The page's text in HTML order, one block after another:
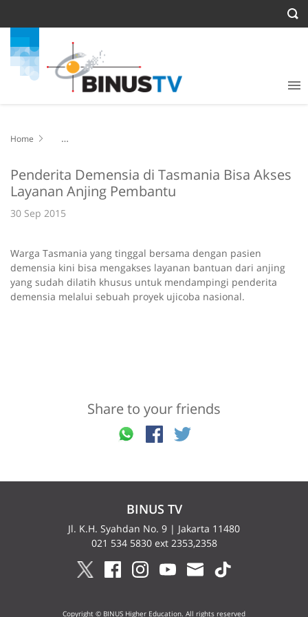
Home
Penderita Demensia di Tasmania Bisa Akses
Layanan Anjing Pembantu
30 Sep 2015
Warga Tasmania yang tinggal bersama dengan pasien
demensia kini bisa mengakses layanan bantuan dari anjing
yang sudah dilatih khusus untuk mendampingi penderita
demensia melalui sebuah proyek ujicoba nasional.
Share to your friends
BINUS TV
Jl. K.H. Syahdan No. 9 | Jakarta 11480
021 534 5830 ext 2353,2358
Copyright © BINUS Higher Education. All rights reserved